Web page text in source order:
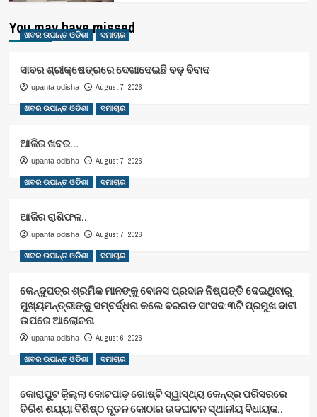
You may have missed
ଖବର ଉପାନ୍ତ ଓଡିଶା ସମାଚାର
ସାବର ଶ୍ରୀକ୍ଷେତ୍ରରେ ଦେଖାଦେଇଛି ବଡ଼ ବିବାଦ
upanta odisha August 7, 2026
ଖବର ଉପାନ୍ତ ଓଡିଶା ସମାଚାର
ଆଜିର ଖବର…
upanta odisha August 7, 2026
ଖବର ଉପାନ୍ତ ଓଡିଶା ସମାଚାର
ଆଜିର ରାଶିଫଳ..
upanta odisha August 7, 2026
ଖବର ଉପାନ୍ତ ଓଡିଶା ସମାଚାର
କେନ୍ଦୁପତ୍ର ଶ୍ରମିକ ମାନଙ୍କୁ ବୋନସ ପ୍ରଦାନ ନିଷ୍ପତ୍ତି ଦେଇଥିବାରୁ
ମୁଖ୍ୟମନ୍ତ୍ରୀଙ୍କୁ ସମ୍ବର୍ଦ୍ଧନା କଲେ ବରଗଡ ସାଂସଦ:୩ଟି ପ୍ରମୁଖ ଦାବୀ
ଉପରେ ଆଲୋଚନା
upanta odisha August 6, 2026
ଖବର ଉପାନ୍ତ ଓଡିଶା ସମାଚାର
କୋରାପୁଟ ଜ଼ିଲ୍ଲା କୋଟପାଡ଼ ଗୋଷ୍ଟି ସ୍ୱାସ୍ଥ୍ୟ କେନ୍ଦ୍ର ପରିସରରେ
ତିରିଶ ଶଯ୍ୟା ବିଶିଷ୍ଠ ନୂତନ କୋଠାର ଉଦଘାଟନ ସ୍ଥାନୀୟ ବିଧାୟକ..